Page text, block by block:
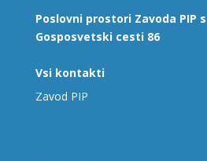
Poslovni prostori Zavoda PIP
Gosposvetski cesti 86
Vsi kontakti
Zavod PIP